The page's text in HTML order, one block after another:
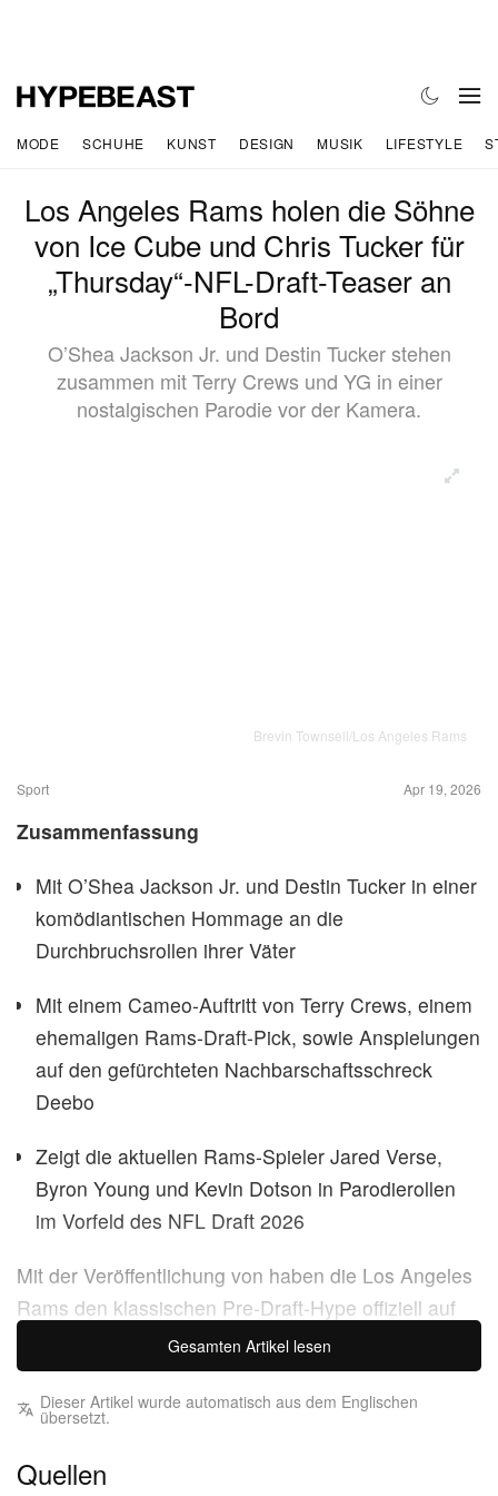
MODE SCHUHE KUNST DESIGN MUSIK LIFESTYLE
Los Angeles Rams holen die Söhne
von Ice Cube und Chris Tucker für
„Thursday“-NFL-Draft-Teaser an
Bord
O’Shea Jackson Jr. und Destin Tucker stehen
zusammen mit Terry Crews und YG in einer
nostalgischen Parodie vor der Kamera.
Brevin Townsell/Los Angeles Rams
Sport Apr 19, 2026
Zusammenfassung
Mit O’Shea Jackson Jr. und Destin Tucker in einer
komödiantischen Hommage an die
Durchbruchsrollen ihrer Väter
Mit einem Cameo-Auftritt von Terry Crews, einem
ehemaligen Rams-Draft-Pick, sowie Anspielungen
auf den gefürchteten Nachbarschaftsschreck
Deebo
Zeigt die aktuellen Rams-Spieler Jared Verse,
Byron Young und Kevin Dotson in Parodierollen
im Vorfeld des NFL Draft 2026
Mit der Veröffentlichung von haben die Los Angeles
Rams den klassischen Pre-Draft-Hype offiziell auf
den Kopf gestellt:Thursday, einem cineastischen
Kurzfilm, der ihre Draft-Strategie für 2026 anteasert.
Mit viel West-Coast-Nostalgie inszeniert, fungiert
den Kultklassiker von 1995,
Gesamten Artikel lesen
Dieser Artikel wurde automatisch aus dem Englischen
übersetzt.
Quellen